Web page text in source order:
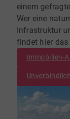
einem
Wer eine
Infrastruktur
findet hier
Immobilien-